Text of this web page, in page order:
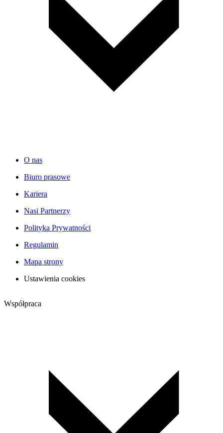
O nas
Biuro prasowe
Kariera
Nasi Partnerzy
Polityka Prywatności
Regulamin
Mapa strony
Ustawienia cookies
Współpraca